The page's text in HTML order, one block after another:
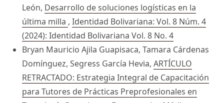
León, Desarrollo de soluciones logísticas en la
última milla , Identidad Bolivariana: Vol. 8 Núm. 4
(2024): Identidad Bolivariana Vol. 8 No. 4
Bryan Mauricio Ajila Guapisaca, Tamara Cárdenas
Domínguez, Segress García Hevia, ARTÍCULO
RETRACTADO: Estrategia Integral de Capacitación
para Tutores de Prácticas Preprofesionales en